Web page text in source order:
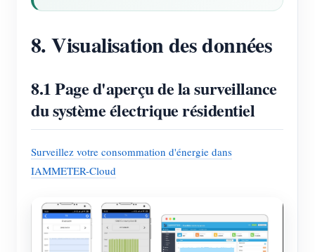
8. Visualisation des données
8.1 Page d'aperçu de la surveillance
du système électrique résidentiel
Surveillez votre consommation d'énergie dans
IAMMETER-Cloud